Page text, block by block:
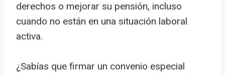
derechos o mejorar su pensión, incluso
cuando no están en una situación laboral
activa.
¿Sabías que firmar un convenio especial